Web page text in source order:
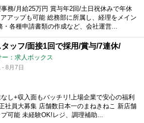
事務/月給25万円 賞与年2回/土日祝休みで年休
アップも可能 総務部に所属し、経理をメイン
各種申請書類の作成など、会社運営...
ッフ/面接1回で採用/賞与/7連休/
ー：求人ボックス
- 8月7日
なし+収入面もバッチリ!上場企業で安心の福利
社員大募集 店舗数日本一のまねきねこ 新店舗
可能 未経験OK!レジ、調理補助...